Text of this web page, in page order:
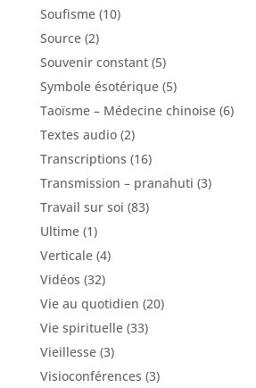
Soufisme(10)
Source(2)
Souvenir constant(5)
Symbole ésotérique(5)
Taoïsme – Médecine chinoise(6)
Textes audio(2)
Transcriptions (16)
Transmission – pranahuti (3)
Travail sur soi (83)
Ultime(1)
Verticale(4)
Vidéos (32)
Vie au quotidien (20)
Vie spirituelle(33)
Vieillesse(3)
Visioconférences (3)